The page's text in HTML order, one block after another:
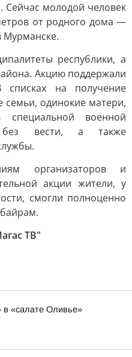
Сейчас молодой человек
от родного дома —
Мурманске.
республики, а
Акцию поддержали
на получение
одинокие матери,
специальной военной
без вести, а также
организаторов и
акции жители, у
смогли полноценно
ТВ"
в «салате Оливье»